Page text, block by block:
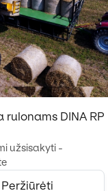
rulonams DINA RP
užsisakyti -
Peržiūrėti